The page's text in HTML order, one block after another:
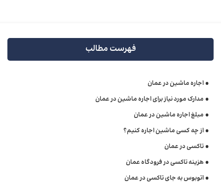
فهرست مطالب
اجاره ماشین در عمان
مدارک مورد نیاز برای اجاره ماشین در عمان
مبلغ اجاره ماشین در عمان
از چه کسی ماشین اجاره کنیم؟
تاکسی در عمان
هزینه تاکسی در فرودگاه عمان
اتوبوس به جای تاکسی در عمان